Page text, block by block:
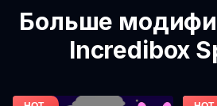
Больше
Incredibox